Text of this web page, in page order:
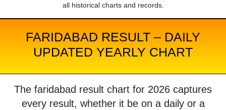
all historical charts and records.
FARIDABAD RESULT – DAILY
UPDATED YEARLY CHART
The faridabad result chart for 2026 captures
every result, whether it be on a daily or a